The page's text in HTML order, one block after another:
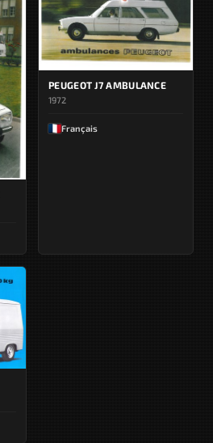
PEUGEOT J7 AMBULANCE
1972
Français